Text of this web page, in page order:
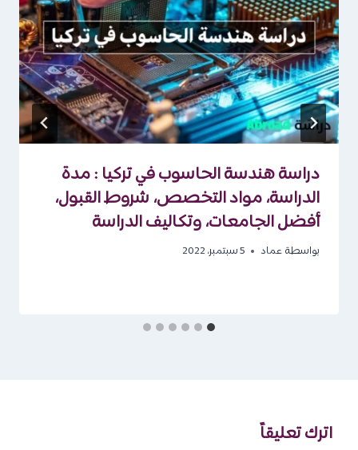
دراسة هندسة الحاسوب في تركيا : مدة
الدراسة، مواد التخصص، شروط القبول،
أفضل الجامعات، وتكاليف الدراسة
بواسطة عماد 5 سبتمبر، 2022
اترك تعليقاً